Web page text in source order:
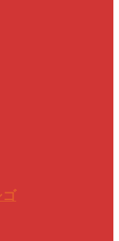
ゴ